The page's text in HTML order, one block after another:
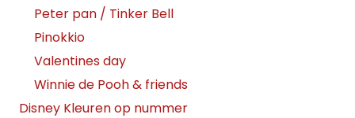
Peter pan / Tinker Bell
Pinokkio
Valentines day
Winnie de Pooh & friends
Disney Kleuren op nummer